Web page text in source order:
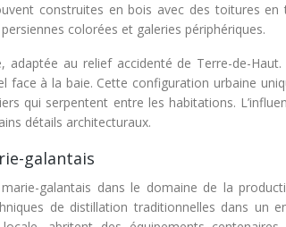
construites en bois avec des toitures en
colorées et galeries périphériques.
au relief accidenté de Terre-de-
face à la baie. Cette configuration urbaine
qui serpentent entre les habitations.
détails architecturaux.
galantais
galantais dans le domaine de la
de distillation traditionnelles dans un